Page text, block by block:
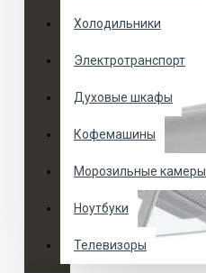
Холодильники
Электротранспорт
Духовые шкафы
Кофемашины
Морозильные камеры
Ноутбуки
Телевизоры